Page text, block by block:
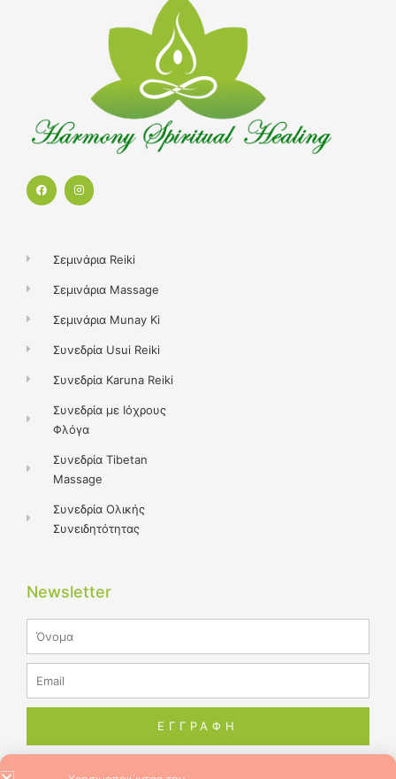
F
a
I
n
m
Σεμινάρια Reiki
Σεμινάρια Massage
Σεμινάρια Munay Ki
Συνεδρία Usui Reiki
Συνεδρία Karuna Reiki
Συνεδρία με Ιόχρους
Φλόγα
Συνεδρία Tibetan
Massage
Συνεδρία Ολικής
Συνειδητότητας
Newsletter
ΕΓΓΡΑΦΗ